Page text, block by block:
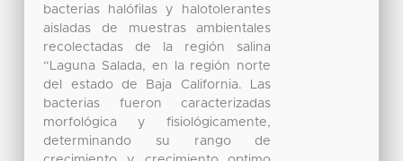
bacterias halófilas y halotolerantes
aisladas de muestras ambientales
recolectadas de la región salina
“Laguna Salada, en la región norte
del estado de Baja California. Las
bacterias fueron caracterizadas
morfológica y fisiológicamente,
determinando su rango de